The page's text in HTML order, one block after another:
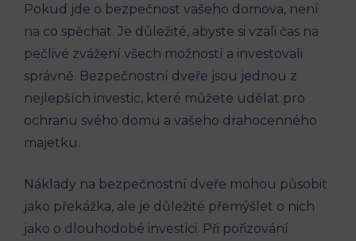
Pokud jde o bezpečnost vašeho domova, není
na co spěchat. Je důležité, abyste si vzali čas na
pečlivé zvážení všech možností a investovali
správně. Bezpečnostní dveře jsou jednou z
nejlepších investic, které můžete udělat pro
ochranu svého domu a vašeho drahocenného
majetku.
Náklady na bezpečnostní dveře mohou působit
jako překážka, ale je důležité přemýšlet o nich
jako o dlouhodobé investici. Při pořizování